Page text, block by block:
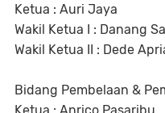
Ketua : Auri Jaya
Wakil Ketua I : Danang
Wakil Ketua II : Dede
Bidang Pembelaan &